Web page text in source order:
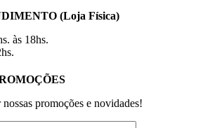
(Loja Física)
às 18hs.
promoções e novidades!